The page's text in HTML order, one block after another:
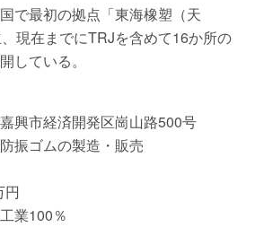
で最初の拠点「東海橡塑（天
現在までにTRJを含めて16か所の
している。
興市経済開発区崗山路500号
振ゴムの製造・販売
円
業100％